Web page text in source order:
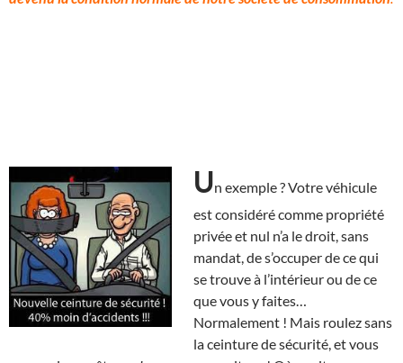
Un exemple ? Votre véhicule
est considéré comme propriété
privée et nul n’a le droit, sans
mandat, de s’occuper de ce qui
se trouve à l’intérieur ou de ce
que vous y faites…
Normalement ! Mais roulez sans
la ceinture de sécurité, et vous